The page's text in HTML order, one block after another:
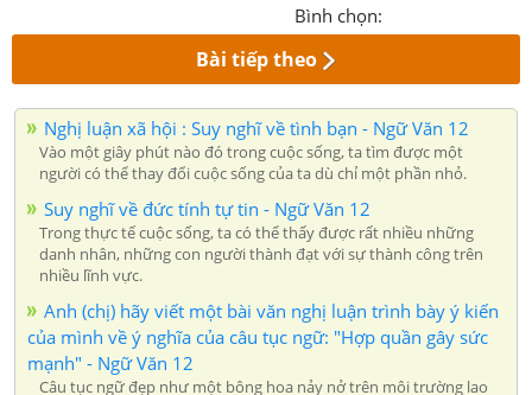
Bình chọn:
Bài tiếp theo
Nghị luận xã hội : Suy nghĩ về tình bạn - Ngữ Văn 12
Vào một giây phút nào đó trong cuộc sống, ta tìm được một
người có thể thay đổi cuộc sống của ta dù chỉ một phần nhỏ.
Suy nghĩ về đức tính tự tin - Ngữ Văn 12
Trong thực tế cuộc sống, ta có thể thấy được rất nhiều những
danh nhân, những con người thành đạt với sự thành công trên
nhiều lĩnh vực.
Anh (chị) hãy viết một bài văn nghị luận trình bày ý kiến
của mình về ý nghĩa của câu tục ngữ: "Hợp quần gây sức
mạnh" - Ngữ Văn 12
Câu tục ngữ đẹp như một bông hoa nảy nở trên môi trường lao